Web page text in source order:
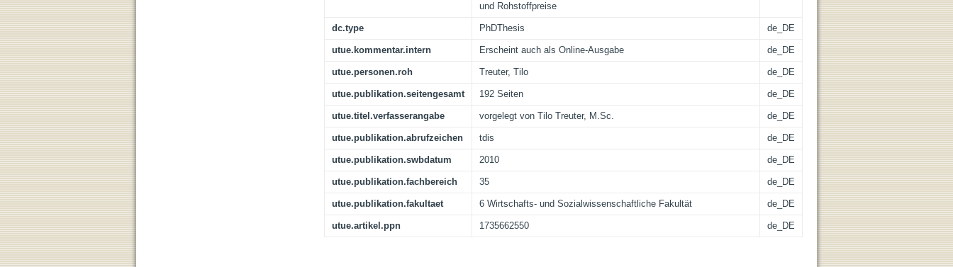
und Rohstoffpreise
dc.type PhDThesis de_DE
utue.kommentar.intern Erscheint auch als Online-Ausgabe de_DE
utue.personen.roh Treuter, Tilo de_DE
utue.publikation.seitengesamt 192 Seiten de_DE
utue.titel.verfasserangabe vorgelegt von Tilo Treuter, M.Sc. de_DE
utue.publikation.abrufzeichen tdis de_DE
utue.publikation.swbdatum 2010 de_DE
utue.publikation.fachbereich 35 de_DE
utue.publikation.fakultaet 6 Wirtschafts- und Sozialwissenschaftliche Fakultät de_DE
utue.artikel.ppn 1735662550 de_DE